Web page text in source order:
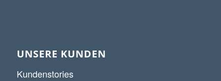
UNSERE KUNDEN
Kundenstories